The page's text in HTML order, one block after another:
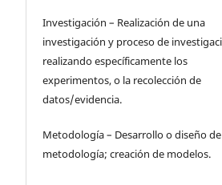
Investigación – Realización de una
investigación y proceso de
realizando específicamente los
experimentos, o la recolección de
datos/evidencia.
Metodología – Desarrollo o diseño
metodología; creación de modelos.